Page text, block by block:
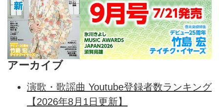
アーカイブ
演歌・歌謡曲 Youtube登録者数ランキング
【2026年8月1日更新】